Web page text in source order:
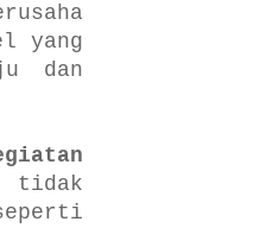
yang
dan
tidak